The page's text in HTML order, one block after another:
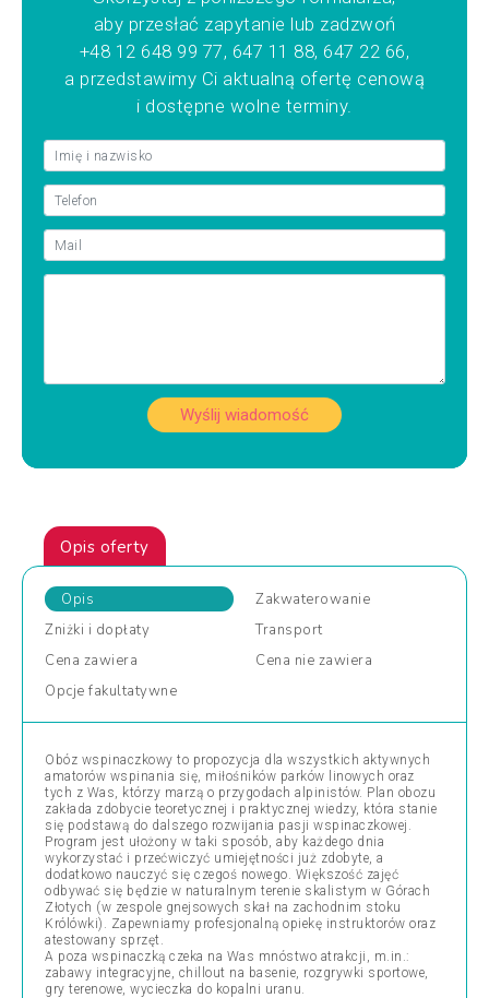
aby przesłać zapytanie lub zadzwoń
+48 12 648 99 77, 647 11 88, 647 22 66,
a przedstawimy Ci aktualną ofertę cenową
i dostępne wolne terminy.
Wyślij wiadomość
Opis oferty
Opis
Zakwaterowanie
Zniżki i dopłaty
Transport
Cena zawiera Cena nie zawiera
Opcje fakultatywne
Obóz wspinaczkowy to propozycja dla wszystkich aktywnych
amatorów wspinania się, miłośników parków linowych oraz
tych z Was, którzy marzą o przygodach alpinistów. Plan obozu
zakłada zdobycie teoretycznej i praktycznej wiedzy, która stanie
się podstawą do dalszego rozwijania pasji wspinaczkowej.
Program jest ułożony w taki sposób, aby każdego dnia
wykorzystać i przećwiczyć umiejętności już zdobyte, a
dodatkowo nauczyć się czegoś nowego. Większość zajęć
odbywać się będzie w naturalnym terenie skalistym w Górach
Złotych (w zespole gnejsowych skał na zachodnim stoku
Królówki). Zapewniamy profesjonalną opiekę instruktorów oraz
atestowany sprzęt.
A poza wspinaczką czeka na Was mnóstwo atrakcji, m.in.:
zabawy integracyjne, chillout na basenie, rozgrywki sportowe,
gry terenowe, wycieczka do kopalni uranu.